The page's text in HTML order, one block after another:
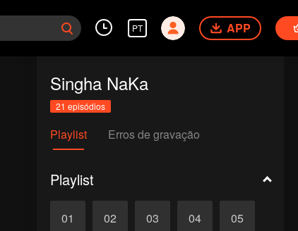
PT APP
Singha NaKa
21 episódios
Playlist Erros de gravação
Playlist
01 02 03 04 05